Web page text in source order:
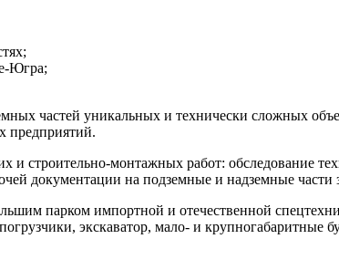
Югра;
частей уникальных и технически сложных
предприятий.
строительно-монтажных работ: обследование
документации на подземные и надземные
парком импортной и отечественной
экскаватор, мало- и крупногабаритные